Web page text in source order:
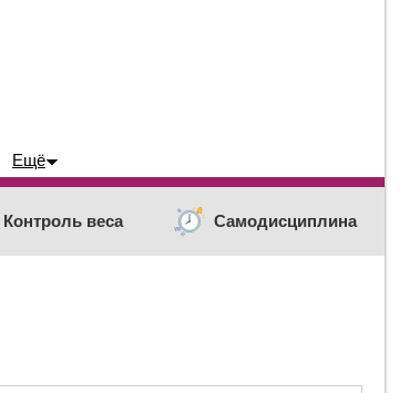
Ещё
Контроль веса Самодисциплина